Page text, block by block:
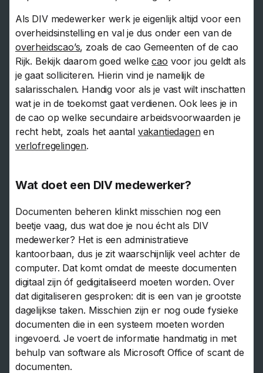
Als DIV medewerker werk je eigenlijk altijd voor een
overheidsinstelling en val je dus onder een van de
overheidscao’s, zoals de cao Gemeenten of de cao
Rijk. Bekijk daarom goed welkecao voor jou geldt als
je gaat solliciteren. Hierin vind je namelijk de
salarisschalen. Handig voor als je vast wilt inschatten
wat je in de toekomst gaat verdienen. Ook lees je in
de cao op welke secundaire arbeidsvoorwaarden je
recht hebt, zoals het aantal vakantiedagenen
verlofregelingen.
Wat doet een DIV medewerker?
Documenten beheren klinkt misschien nog een
beetje vaag, dus wat doe je nou écht als DIV
medewerker? Het is een administratieve
kantoorbaan, dus je zit waarschijnlijk veel achter de
computer. Dat komt omdat de meeste documenten
digitaal zijn óf gedigitaliseerd moeten worden. Over
dat digitaliseren gesproken: dit is een van je grootste
dagelijkse taken. Misschien zijn er nog oude fysieke
documenten die in een systeem moeten worden
ingevoerd. Je voert de informatie handmatig in met
behulp van software als Microsoft Office of scant de
documenten.